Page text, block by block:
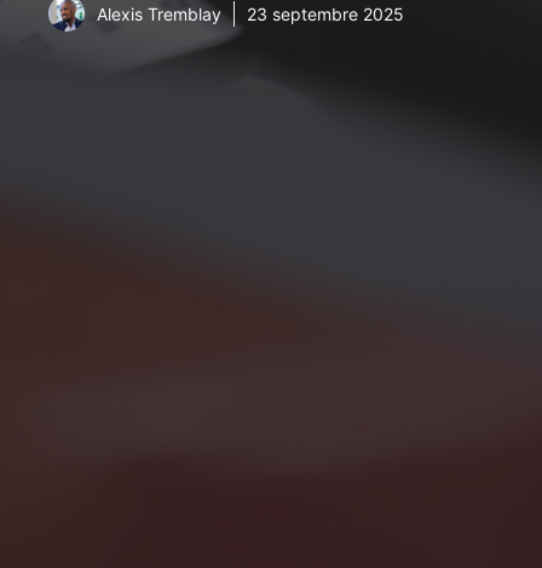
Alexis Tremblay 23 septembre 2025